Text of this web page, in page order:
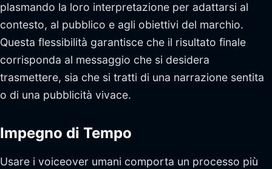
plasmando la loro interpretazione per adattarsi al
contesto, al pubblico e agli obiettivi del marchio.
Questa flessibilità garantisce che il risultato finale
corrisponda al messaggio che si desidera
trasmettere, sia che si tratti di una narrazione sentita
o di una pubblicità vivace.
Impegno di Tempo
Usare i voiceover umani comporta un processo più